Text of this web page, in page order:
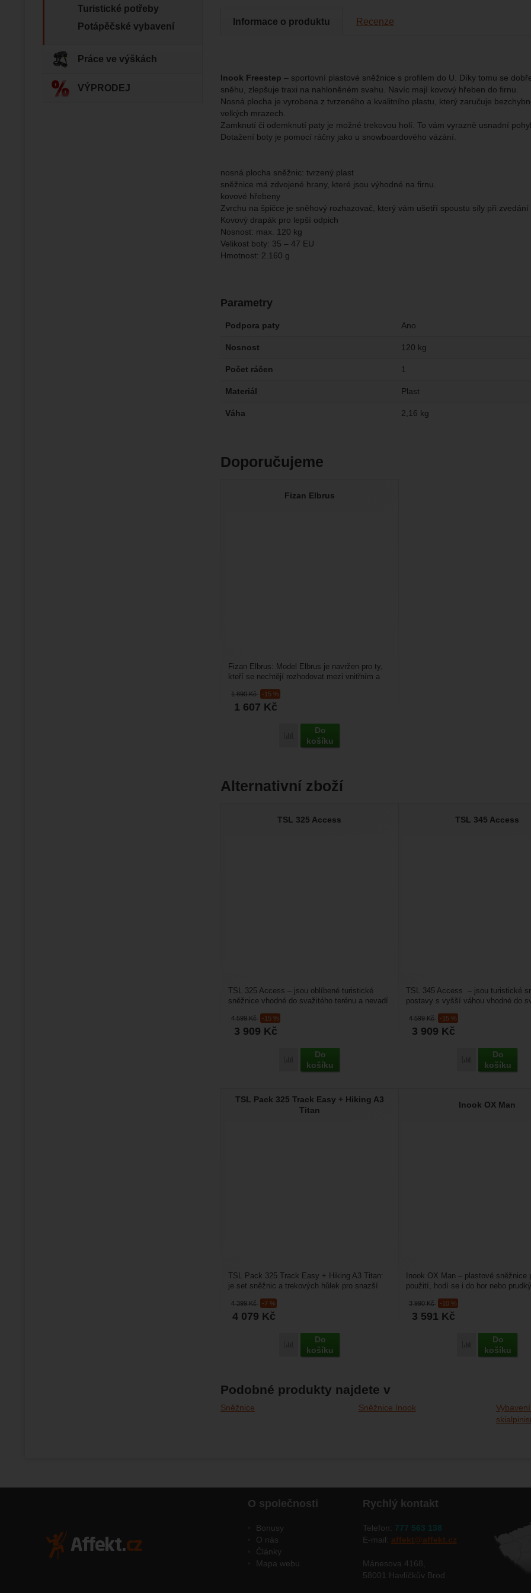
Data získaná pomocí těchto cookies zpracováváme souhrnně a anonymně,
nejsme schopni identifikovat konkrétní uživatele našeho webu.
Marketingové
Povoleno
Zobrazit
Marketingové cookies používáme my nebo naši partneři, abychom vám mohli
vhodné obsahy nebo reklamy jak na našich stránkách, tak na stránkách třetích
Informace o produktu Recenze
Inook Freestep – sportovní plastové sněžnice s profilem do U. Díky tomu se
sněhu, zlepšuje traxi na nahloněném svahu. Navíc mají kovový hřeben do firnu.
Nosná plocha je vyrobena z tvrzeného a kvalitního plastu, který zaručuje
velkých mrazech.
Zamknutí či odemknutí paty je možné trekovou holí. To vám vyrazně usnadní
Dotažení boty je pomocí ráčny jako u snowboardového vázání.
nosná plocha sněžnic: tvrzený plast
sněžnice má zdvojené hrany, které jsou výhodné na firnu.
kovové hřebeny
Zvrchu na špičce je sněhový rozhazovač, který vám ušetří spoustu síly při zvedání
Kovový drapák pro lepší odpich
Nosnost: max. 120 kg
Velikost boty: 35 – 47 EU
Hmotnost: 2.160 g
Parametry
Podpora paty Ano
Nosnost 120 kg
Počet ráčen 1
Materiál Plast
Váha 2,16 kg
Doporučujeme
Fizan Elbrus
1 890Kč -15 %
1 607 Kč
Porovnat
Do
košíku
Fizan Elbrus: Model Elbrus je navržen pro ty,
kteří se nechtějí rozhodovat mezi vnitřním a
Alternativní zboží
TSL 325 Access
4 599Kč -15 %
3 909 Kč
Porovnat
Do
košíku
TSL 325 Access – jsou oblíbené turistické
sněžnice vhodné do svažitého terénu a nevadí
TSL 345 Access
4 599Kč -15 %
3 909 Kč
Porovnat
Do
košíku
TSL 345 Access – jsou turistické
postavy s vyšší váhou vhodné do
TSL Pack 325 Track Easy + Hiking A3
Titan
4 399Kč -7 %
4 079 Kč
Porovnat
Do
košíku
TSL Pack 325 Track Easy + Hiking A3 Titan:
je set sněžnic a trekových hůlek pro snazší
Inook OX Man
3 990Kč -10 %
3 591 Kč
Porovnat
Do
košíku
Inook OX Man – plastové sněžnice
použití, hodí se i do hor nebo
Podobné produkty najdete v
Sněžnice Sněžnice Inook
Turistické potřeby
Potápěčské vybavení
Práce ve výškách
VÝPRODEJ
O společnosti
Bonusy
O nás
Články
Mapa webu
Rychlý kontakt
Telefon: 777 563 138
E-mail: affekt@affekt.cz
Mánesova 4168,
58001 Havlíčkův Brod